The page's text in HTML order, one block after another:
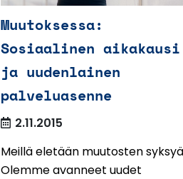
Muutoksessa:
Sosiaalinen aikakausi
ja uudenlainen
palveluasenne
2.11.2015
Meillä eletään muutosten
Olemme avanneet uudet